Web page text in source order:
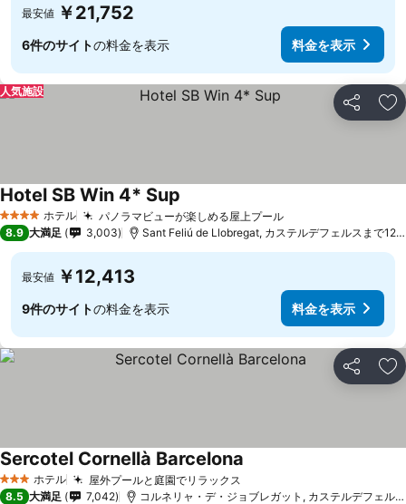
最安値 ￥21,752
6件のサイトの料金を表示 料金を表示
シェア お
人気施設
4 ホテルのランク
ホテル パノラマビューが楽しめる屋上プール
Hotel SB Win 4* Sup
8.9 大満足 3,003 Sant Feliú de Llobregat, カステルデフェルスまで12.1 km
最安値 ￥12,413
9件のサイトの料金を表示 料金を表示
シェア お
3 ホテルのランク
ホテル 屋外プールと庭園でリラックス
Sercotel Cornellà Barcelona
8.5 大満足 7,042 コルネリャ・デ・ジョブレガット, カステルデフェルスまで11.4 km